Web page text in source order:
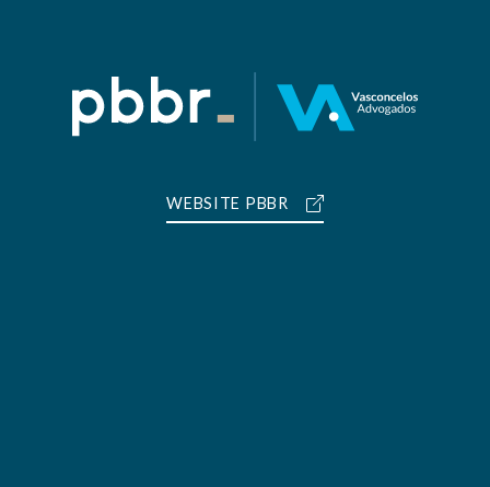
WEBSITE PBBR